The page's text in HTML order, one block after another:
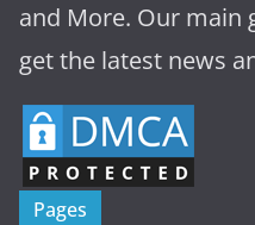
and More. Our main
get the latest news
Pages